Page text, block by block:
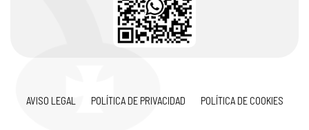
AVISO LEGAL POLÍTICA DE PRIVACIDAD POLÍTICA DE COOKIES